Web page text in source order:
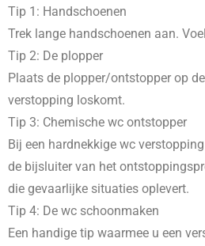
Tip 1: Handschoenen
Trek lange handschoenen aan.
Tip 2: De plopper
Plaats de plopper/ontstopper op
verstopping loskomt.
Tip 3: Chemische wc ontstopper
Bij een hardnekkige wc
de bijsluiter van het
die gevaarlijke situaties oplevert.
Tip 4: De wc schoonmaken
Een handige tip waarmee u een